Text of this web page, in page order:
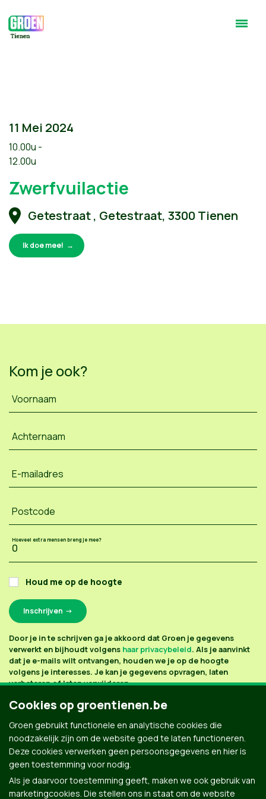
11 Mei 2024
10.00u -
12.00u
Zwerfvuilactie
Getestraat , Getestraat, 3300 Tienen
Ik doe mee!
Kom je ook?
Voornaam
Achternaam
E-mailadres
Postcode
Hoeveel extra mensen breng je mee?
Houd me op de hoogte
Door je in te schrijven ga je akkoord dat Groen je gegevens
verwerkt en bijhoudt volgens haar privacybeleid. Als je aanvinkt
dat je e-mails wilt ontvangen, houden we je op de hoogte
volgens je interesses. Je kan je gegevens opvragen, laten
verbeteren of laten verwijderen.
Cookies op groentienen.be
Groen gebruikt functionele en analytische cookies die
noodzakelijk zijn om de website goed te laten functioneren.
Deze cookies verwerken geen persoonsgegevens en hier is
geen toestemming voor nodig.
Als je daarvoor toestemming geeft, maken we ook gebruik van
marketingcookies. Die stellen ons in staat om de website